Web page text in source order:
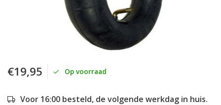
€19,95 Op voorraad
Voor 16:00 besteld, de volgende werkdag in huis.